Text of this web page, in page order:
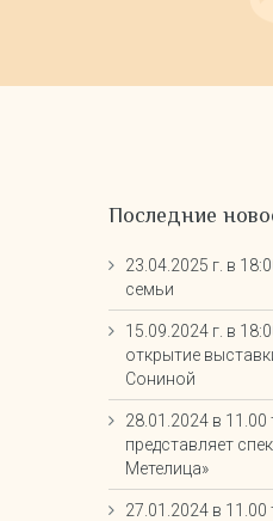
Последние
23.04.2025 г. в
семьи
15.09.2024 г. в
открытие
Сониной
28.01.2024 в
представляет
Метелица»
27.01.2024 в